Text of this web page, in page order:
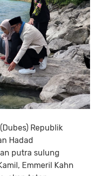
Republik
Hadad
putra sulung
Emmeril Kahn